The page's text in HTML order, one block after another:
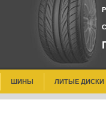
ШИНЫ ЛИТЫЕ ДИСКИ